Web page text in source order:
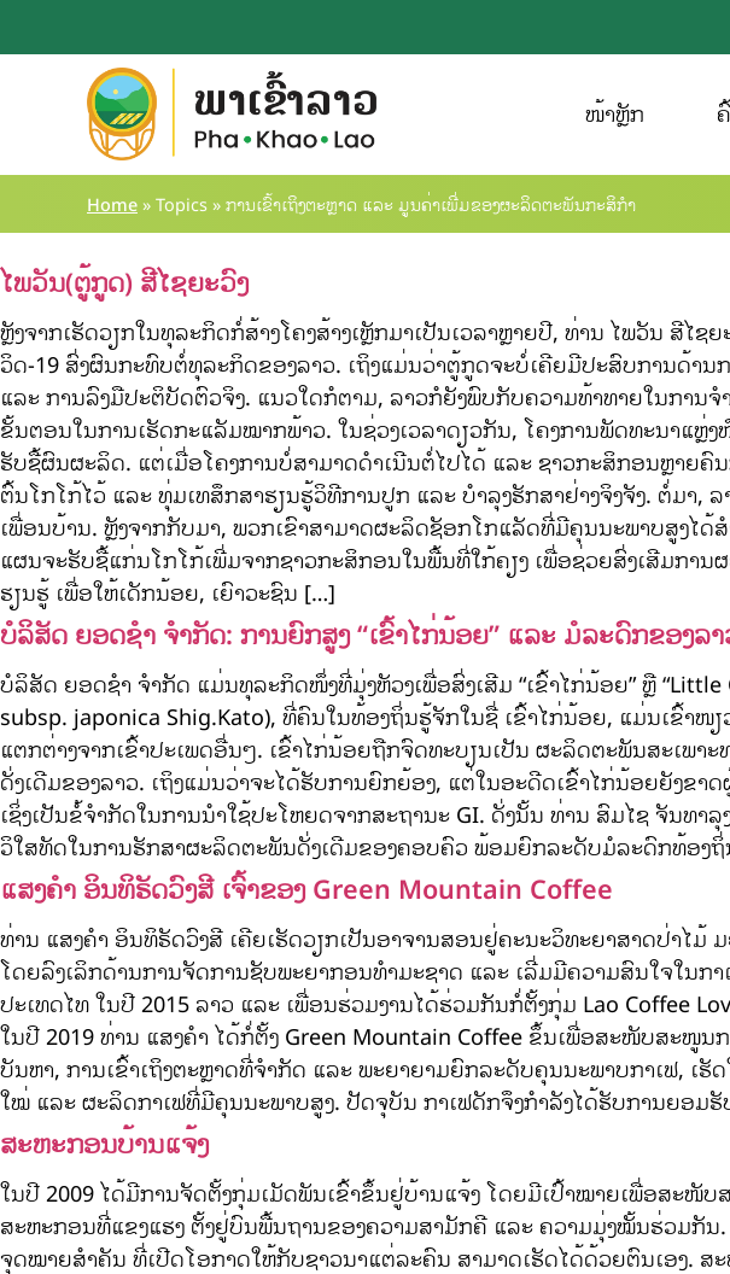
ໜ້າຫຼັກ
Home » Topics » ການເຂົ້າເຖິງຕະຫຼາດ ແລະ ມູນຄ່າເພີ່ມຂອງຜະລິດຕະພັນກະສິກຳ
ໄພວັນ(ຕູ້ກູດ) ສີໄຊຍະວົງ
ຫຼັງຈາກເຮັດວຽກໃນທຸລະກິດກໍ່ສ້າງໂຄງສ້າງເຫຼັກມາເປັນເວລາຫຼາຍປີ, ທ່ານ ໄພວັນ ສີໄ
ວິດ-19 ສົ່ງຜົນກະທົບຕໍ່ທຸລະກິດຂອງລາວ. ເຖິງແມ່ນວ່າຕູ້ກູດຈະບໍ່ເຄີຍມີປະສົບການດ້າ
ແລະ ການລົງມືປະຕິບັດຕົວຈິງ. ແນວໃດກໍຕາມ, ລາວກໍຍັງພົບກັບຄວາມທ້າທາຍໃນກາ
ຂັ້ນຕອນໃນການເຮັດກະແລັມໝາກພ້າວ. ໃນຊ່ວງເວລາດຽວກັນ, ໂຄງການພັດທະນາແ
ຮັບຊື້ຜົນຜະລິດ. ແຕ່ເມື່ອໂຄງການບໍ່ສາມາດດຳເນີນຕໍ່ໄປໄດ້ ແລະ ຊາວກະສິກອນຫຼາຍ
ຕົ້ນໂກໂກ້ໄວ້ ແລະ ທຸ່ມເທສຶກສາຮຽນຮູ້ວິທີການປູກ ແລະ ບຳລຸງຮັກສາຢ່າງຈິງຈັງ. ຕໍ່ມາ
ເພື່ອນບ້ານ. ຫຼັງຈາກກັບມາ, ພວກເຂົາສາມາດຜະລິດຊັອກໂກແລັດທີ່ມີຄຸນນະພາບສູງໄ
ແຜນຈະຮັບຊື້ແກ່ນໂກໂກ້ເພີ່ມຈາກຊາວກະສິກອນໃນພື້ນທີ່ໃກ້ຄຽງ ເພື່ອຊ່ວຍສົ່ງເສີມກ
ຮຽນຮູ້ ເພື່ອໃຫ້ເດັກນ້ອຍ, ເຍົາວະຊົນ […]
ບໍລິສັດ ຍອດຊຳ ຈໍາກັດ: ການຍົກສູງ “ເຂົ້າໄກ່ນ້ອຍ” ແລະ ມໍລະດົກຂອງລ
ບໍລິສັດ ຍອດຊຳ ຈໍາກັດ ແມ່ນທຸລະກິດໜຶ່ງທີ່ມຸ່ງຫັວງເພື່ອສົ່ງເສີມ “ເຂົ້າໄກ່ນ້ອຍ” ຫຼື “Little
subsp. japonica Shig.Kato), ທີ່ຄົນໃນທ້ອງຖິ່ນຮູ້ຈັກໃນຊື່ ເຂົ້າໄກ່ນ້ອຍ, ແມ່ນເຂົ້າໜ
ແຕກຕ່າງຈາກເຂົ້າປະເພດອື່ນໆ. ເຂົ້າໄກ່ນ້ອຍຖືກຈົດທະບຽນເປັນ ຜະລິດຕະພັນສະເພາ
ດັ່ງເດີມຂອງລາວ. ເຖິງແມ່ນວ່າຈະໄດ້ຮັບການຍົກຍ້ອງ, ແຕ່ໃນອະດີດເຂົ້າໄກ່ນ້ອຍຍັງ
ເຊິ່ງເປັນຂໍ້ຈໍາກັດໃນການນໍາໃຊ້ປະໂຫຍດຈາກສະຖານະ GI. ດັ່ງນັ້ນ ທ່ານ ສົມໄຊ ຈັນທ
ວິໃສທັດໃນການຮັກສາຜະລິດຕະພັນດັ່ງເດີມຂອງຄອບຄົວ ພ້ອມຍົກລະດັບມໍລະດົກທ້ອງ
ແສງຄຳ ອິນທິຣັດວົງສີ ເຈົ້າຂອງ Green Mountain Coffee
ທ່ານ ແສງຄຳ ອິນທິຣັດວົງສີ ເຄີຍເຮັດວຽກເປັນອາຈານສອນຢູ່ຄະນະວິທະຍາສາດປ່າໄມ້
ໂດຍລົງເລິກດ້ານການຈັດການຊັບພະຍາກອນທຳມະຊາດ ແລະ ເລີ່ມມີຄວາມສົນໃຈໃນ
ປະເທດໄທ ໃນປີ 2015 ລາວ ແລະ ເພື່ອນຮ່ວມງານໄດ້ຮ່ວມກັນກໍ່ຕັ້ງກຸ່ມ Lao Coffee
ໃນປີ 2019 ທ່ານ ແສງຄຳ ໄດ້ກໍ່ຕັ້ງ Green Mountain Coffee ຂຶ້ນເພື່ອສະໜັບສະໜູ
ບັນຫາ, ການເຂົ້າເຖິງຕະຫຼາດທີ່ຈຳກັດ ແລະ ພະຍາຍາມຍົກລະດັບຄຸນນະພາບກາເຟ, ເ
ໃໝ່ ແລະ ຜະລິດກາເຟທີ່ມີຄຸນນະພາບສູງ. ປັດຈຸບັນ ກາເຟດັກຈຶງກຳລັງໄດ້ຮັບການຍອ
ສະຫະກອນບ້ານແຈ້ງ
ໃນປີ 2009 ໄດ້ມີການຈັດຕັ້ງກຸ່ມເມັດພັນເຂົ້າຂຶ້ນຢູ່ບ້ານແຈ້ງ ໂດຍມີເປົ້າໝາຍເພື່ອສະໜັ
ສະຫະກອນທີ່ແຂງແຮງ ຕັ້ງຢູ່ບົນພື້ນຖານຂອງຄວາມສາມັກຄີ ແລະ ຄວາມມຸ່ງໝັ້ນຮ່ວມກັນ
ຈຸດໝາຍສຳຄັນ ທີ່ເປີດໂອກາດໃຫ້ກັບຊາວນາແຕ່ລະຄົນ ສາມາດເຮັດໄດ້ດ້ວຍຕົນເອງ.